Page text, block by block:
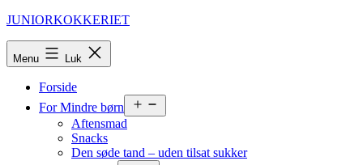
Fortsæt
JUNIORKOKKERIET
Menu Luk
Forside
For Mindre børn
menu
Aftensmad
Snacks
Den søde tand – uden tilsat sukker